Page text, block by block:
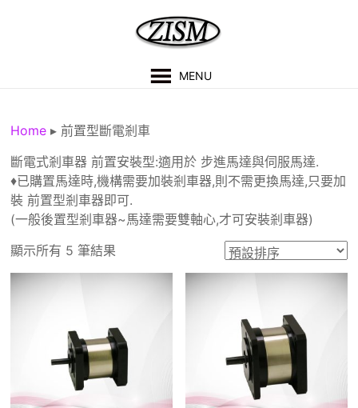
科
技
有
限
公
司
MENU
Home ▸前置型斷電剎車
斷電式剎車器 前置安裝型:適用於 步進馬達與伺服馬達.
♦已購置馬達時,機構需要加裝剎車器,則不需更換馬達,只要加
裝 前置型剎車器即可.
(一般後置型剎車器~馬達需要雙軸心,才可安裝剎車器)
顯示所有 5 筆結果